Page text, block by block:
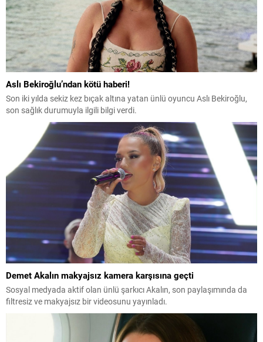
Aslı Bekiroğlu’ndan kötü haberi!
Son iki yılda sekiz kez bıçak altına yatan ünlü oyuncu Aslı Bekiroğlu,
son sağlık durumuyla ilgili bilgi verdi.
Demet Akalın makyajsız kamera karşısına geçti
Sosyal medyada aktif olan ünlü şarkıcı Akalın, son paylaşımında da
filtresiz ve makyajsız bir videosunu yayınladı.